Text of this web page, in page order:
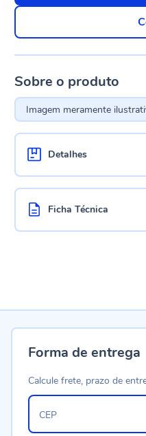
Sobre o produto
Imagem meramente
Detalhes
Ficha Técnica
Forma de entrega
Calcule frete, prazo de
CEP